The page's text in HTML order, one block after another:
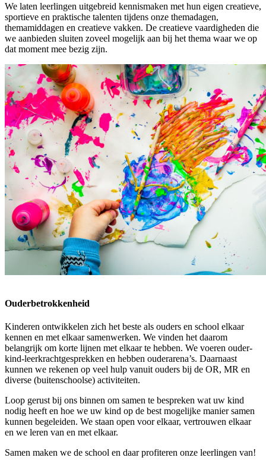
We laten leerlingen uitgebreid kennismaken met hun eigen creatieve,
sportieve en praktische talenten tijdens onze themadagen,
themamiddagen en creatieve vakken. De creatieve vaardigheden die
we aanbieden sluiten zoveel mogelijk aan bij het thema waar we op
dat moment mee bezig zijn.
Ouderbetrokkenheid
Kinderen ontwikkelen zich het beste als ouders en school elkaar
kennen en met elkaar samenwerken. We vinden het daarom
belangrijk om korte lijnen met elkaar te hebben. We voeren ouder-
kind-leerkrachtgesprekken en hebben ouderarena’s. Daarnaast
kunnen we rekenen op veel hulp vanuit ouders bij de OR, MR en
diverse (buitenschoolse) activiteiten.
Loop gerust bij ons binnen om samen te bespreken wat uw kind
nodig heeft en hoe we uw kind op de best mogelijke manier samen
kunnen begeleiden. We staan open voor elkaar, vertrouwen elkaar
en we leren van en met elkaar.
Samen maken we de school en daar profiteren onze leerlingen van!